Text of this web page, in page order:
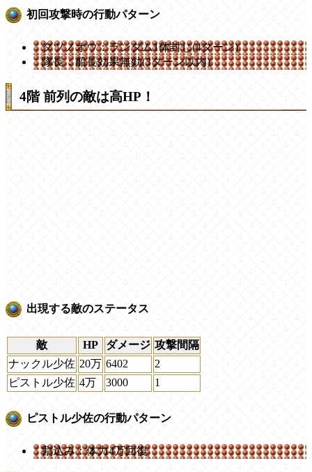
初回攻撃時の行動パターン
タツノオウ：ランダム1体封じ(4ターン)
隊長：船長効果無効(3ターン以内)
4階 前列の敵は高HP！
出現する敵のステータス
敵 HP ダメージ 攻撃間隔
ナックル少佐 20万 6402
2
ピストル少佐 4万 3000 1
ピストル少佐の行動パターン
割込み：体力4万回復